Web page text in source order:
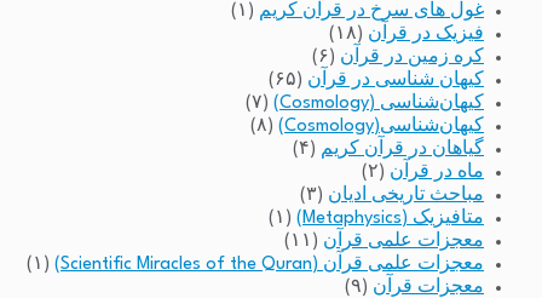
غول های سرخ در قرآن کریم (۱)
فیزیک در قرآن (۱۸)
کره زمین در قرآن (۶)
کیهان شناسی در قرآن (۶۵)
کیهان‌شناسی (Cosmology)
(۷)
کیهان‌شناسی(Cosmology)
(۸)
گیاهان در قرآن کریم (۴)
ماه در قرآن (۲)
مباحث تاریخی ادیان (۳)
متافیزیک (Metaphysics)
(۱)
معجزات علمی قرآن (۱۱)
معجزات علمی قرآن (Scientific Miracles of the Quran)
(۱)
معجزات قرآن (۹)